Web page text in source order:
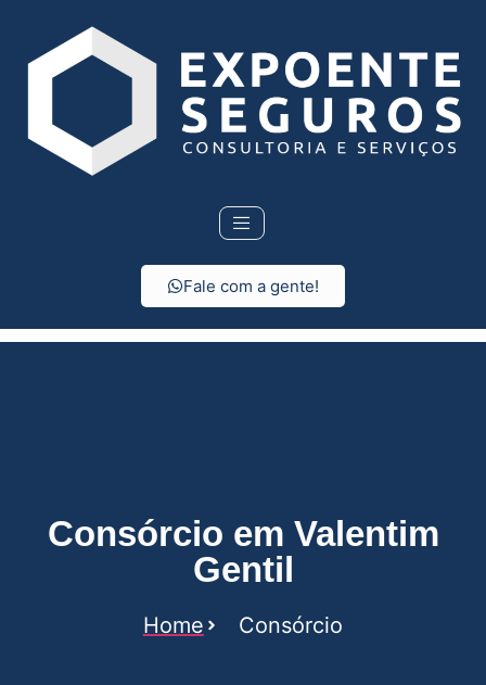
Fale com a gente!
Consórcio em Valentim
Gentil
Home Consórcio